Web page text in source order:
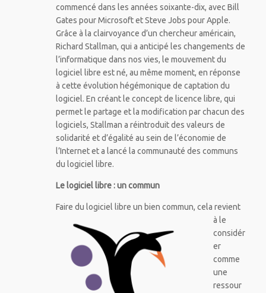
commencé dans les années soixante-dix, avec Bill
Gates pour Microsoft et Steve Jobs pour Apple.
Grâce à la clairvoyance d’un chercheur américain,
Richard Stallman, qui a anticipé les changements de
l’informatique dans nos vies, le mouvement du
logiciel libre est né, au même moment, en réponse
à cette évolution hégémonique de captation du
logiciel. En créant le concept de licence libre, qui
permet le partage et la modification par chacun des
logiciels, Stallman a réintroduit des valeurs de
solidarité et d’égalité au sein de l’économie de
l’Internet et a lancé la communauté des communs
du logiciel libre.
Le logiciel libre : un commun
Faire du logiciel libre un bien commun, cela revient
à le
considér
er
comme
une
ressour